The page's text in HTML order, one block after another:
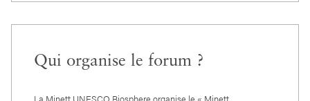
Qui organise le forum ?